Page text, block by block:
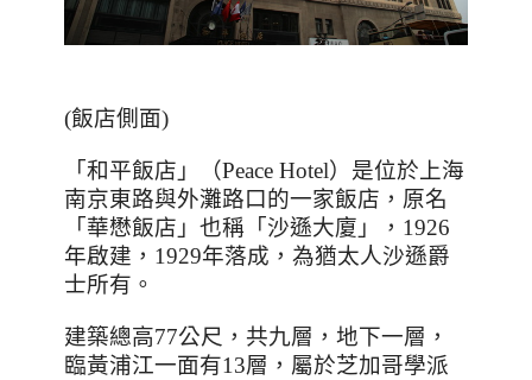
(飯店側面)
「和平飯店」（Peace Hotel）是位於上海
南京東路與外灘路口的一家飯店，原名
「華懋飯店」也稱「沙遜大廈」， 1926
年啟建， 1929年落成，為猶太人沙遜爵
士所有。
建築總高77公尺，共九層，地下一層，
臨黃浦江一面有13層，屬於芝加哥學派